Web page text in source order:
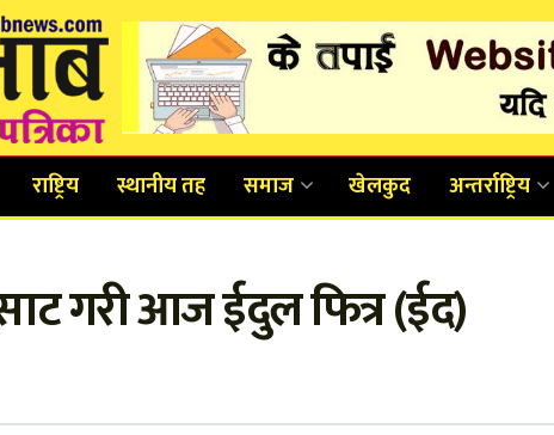
राष्ट्रिय स्थानीय तह समाज खेलकुद अन्तर्राष्ट्रिय
गरी आज ईदुल फित्र (ईद)